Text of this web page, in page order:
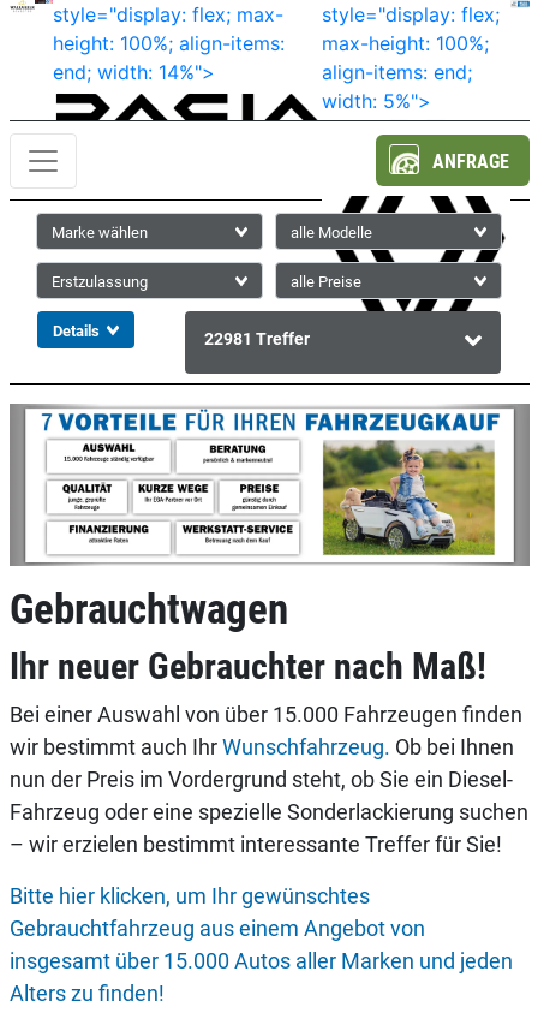
style="display: flex; max-
height: 100%; align-items:
end; width: 14%">
style="display: flex;
max-height: 100%;
align-items: end;
width: 5%">
ANFRAGE
22981 Treffer
Gebrauchtwagen
Ihr neuer Gebrauchter nach Maß!
Bei einer Auswahl von über 15.000 Fahrzeugen finden
wir bestimmt auch IhrWunschfahrzeug. Ob bei Ihnen
nun der Preis im Vordergrund steht, ob Sie ein Diesel-
Fahrzeug oder eine spezielle Sonderlackierung suchen
– wir erzielen bestimmt interessante Treffer für Sie!
Bitte hier klicken, um Ihr gewünschtes
Gebrauchtfahrzeug aus einem Angebot von
insgesamt über 15.000 Autos aller Marken und jeden
Alters zu finden!